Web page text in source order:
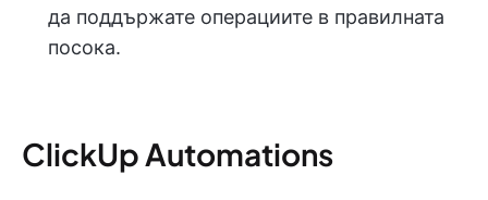
да поддържате операциите в правилната
посока.
ClickUp Automations